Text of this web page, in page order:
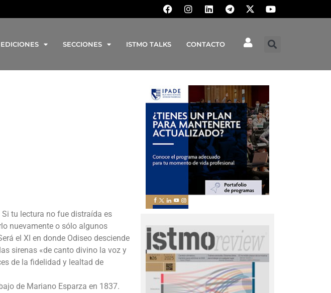
EDICIONES SECCIONES ISTMO TALKS CONTACTO
tu lectura no fue distraída es
nuevamente o sólo algunos
el XI en donde Odiseo desciende
sirenas «de canto divino la voz y
de la fidelidad y lealtad de
de Mariano Esparza en 1837.